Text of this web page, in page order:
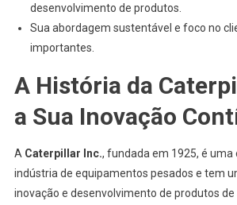
desenvolvimento de produtos.
Sua abordagem sustentável e foco no
importantes.
A História da
a Sua Inovação
A Caterpillar Inc., fundada em 1925, é uma
indústria de equipamentos pesados e tem
inovação e desenvolvimento de produtos de